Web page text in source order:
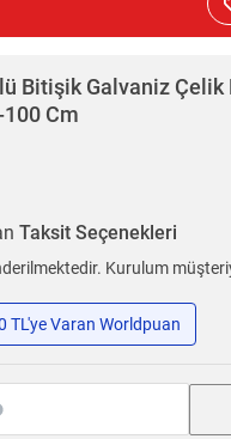
Bitişik Galvaniz Çelik
Cm
Taksit Seçenekleri
Kurulum
TL'ye Varan Worldpuan